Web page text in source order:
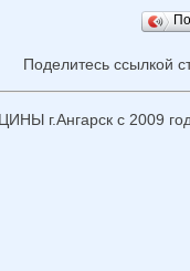
Поделитесь ссылкой
г.Ангарск с 2009